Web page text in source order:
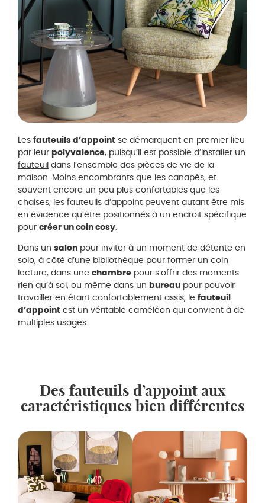
Les fauteuils d’appoint se démarquent en premier lieu
par leur polyvalence, puisqu’il est possible d’installer un
fauteuil dans l’ensemble des pièces de vie de la
maison. Moins encombrants que les canapés, et
souvent encore un peu plus confortables que les
chaises, les fauteuils d’appoint peuvent autant être mis
en évidence qu’être positionnés à un endroit spécifique
pour créer un coin cosy
Dans un salon pour inviter à un moment de détente en
solo, à côté d’une bibliothèque pour former un coin
lecture, dans une chambre pour s’offrir des moments
rien qu’à soi, ou même dans un bureau pour pouvoir
travailler en étant confortablement assis, le fauteuil
d’appoint est un véritable caméléon qui convient à de
multiples usages.
Des fauteuils d’appoint aux
caractéristiques bien différentes